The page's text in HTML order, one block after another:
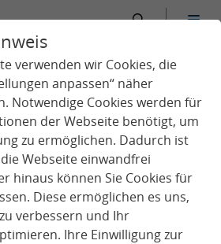
verwenden wir Cookies, die
anpassen“ näher
Notwendige Cookies werden für
der Webseite benötigt, um
zu ermöglichen. Dadurch ist
Webseite einwandfrei
hinaus können Sie Cookies für
Diese ermöglichen es uns,
verbessern und Ihr
Ihre Einwilligung zur